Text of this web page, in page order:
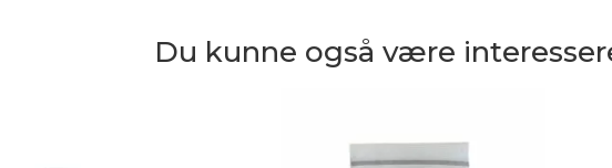
Du kunne også være